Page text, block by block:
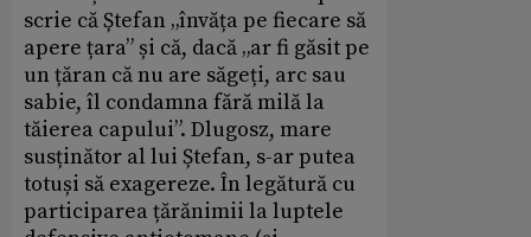
scrie că Ștefan „învăța pe fiecare să
apere țara” și că, dacă „ar fi găsit pe
un țăran că nu are săgeți, arc sau
sabie, îl condamna fără milă la
tăierea capului”. Dlugosz, mare
susținător al lui Ștefan, s-ar putea
totuși să exagereze. În legătură cu
participarea țărănimii la luptele